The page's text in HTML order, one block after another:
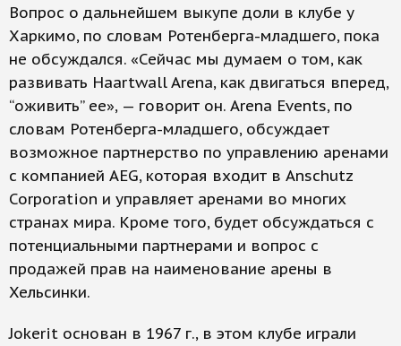
Вопрос о дальнейшем выкупе доли в клубе у
Харкимо, по словам Ротенберга-младшего, пока
не обсуждался. «Сейчас мы думаем о том, как
развивать Haartwall Arena, как двигаться вперед,
“оживить” ее», — говорит он. Arena Events, по
словам Ротенберга-младшего, обсуждает
возможное партнерство по управлению аренами
с компанией AEG, которая входит в Anschutz
Corporation и управляет аренами во многих
странах мира. Кроме того, будет обсуждаться с
потенциальными партнерами и вопрос с
продажей прав на наименование арены в
Хельсинки.
Jokerit основан в 1967 г., в этом клубе играли